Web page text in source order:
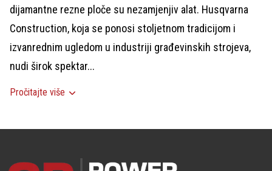
dijamantne rezne ploče su nezamjenjiv alat. Husqvarna
Construction, koja se ponosi stoljetnom tradicijom i
izvanrednim ugledom u industriji građevinskih strojeva,
nudi širok spektar...
Pročitajte više